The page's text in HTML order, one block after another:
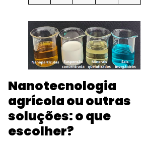
Nanotecnologia
agrícola ou outras
soluções: o que
escolher?